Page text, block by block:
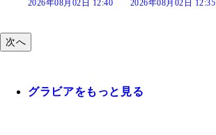
2026年08月02日 12:35 2026年08月02日 12:30
次へ
グラビアをもっと見る